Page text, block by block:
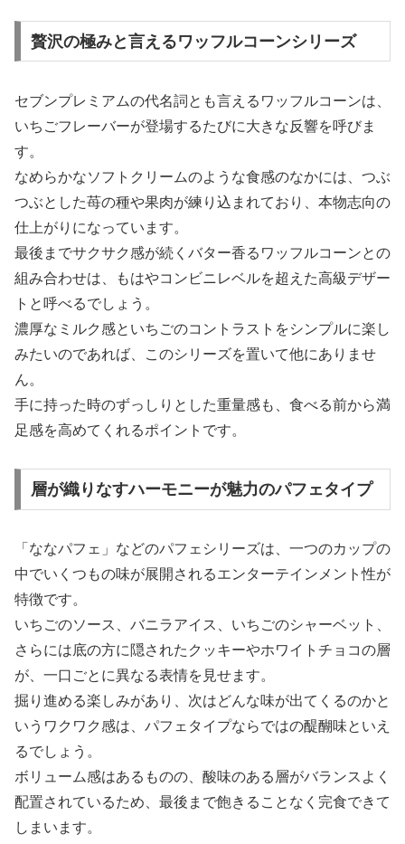
贅沢の極みと言えるワッフルコーンシリーズ
セブンプレミアムの代名詞とも言えるワッフルコーンは、
いちごフレーバーが登場するたびに大きな反響を呼びま
す。
なめらかなソフトクリームのような食感のなかには、つぶ
つぶとした苺の種や果肉が練り込まれており、本物志向の
仕上がりになっています。
最後までサクサク感が続くバター香るワッフルコーンとの
組み合わせは、もはやコンビニレベルを超えた高級デザー
トと呼べるでしょう。
濃厚なミルク感といちごのコントラストをシンプルに楽し
みたいのであれば、このシリーズを置いて他にありませ
ん。
手に持った時のずっしりとした重量感も、食べる前から満
足感を高めてくれるポイントです。
層が織りなすハーモニーが魅力のパフェタイプ
「ななパフェ」などのパフェシリーズは、一つのカップの
中でいくつもの味が展開されるエンターテインメント性が
特徴です。
いちごのソース、バニラアイス、いちごのシャーベット、
さらには底の方に隠されたクッキーやホワイトチョコの層
が、一口ごとに異なる表情を見せます。
掘り進める楽しみがあり、次はどんな味が出てくるのかと
いうワクワク感は、パフェタイプならではの醍醐味といえ
るでしょう。
ボリューム感はあるものの、酸味のある層がバランスよく
配置されているため、最後まで飽きることなく完食できて
しまいます。